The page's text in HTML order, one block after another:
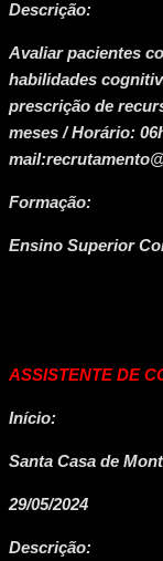
Descrição:
Avaliar pacientes
habilidades
prescrição de
meses / Horário:
Formação:
Ensino Superior
ASSISTENTE DE
Início:
Santa Casa de
29/05/2024
Descrição: